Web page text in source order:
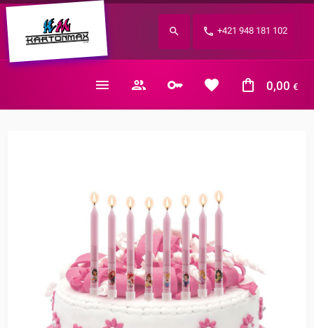
+421 948 181 102
0,00 €
Zabudnuté heslo?
E-mail